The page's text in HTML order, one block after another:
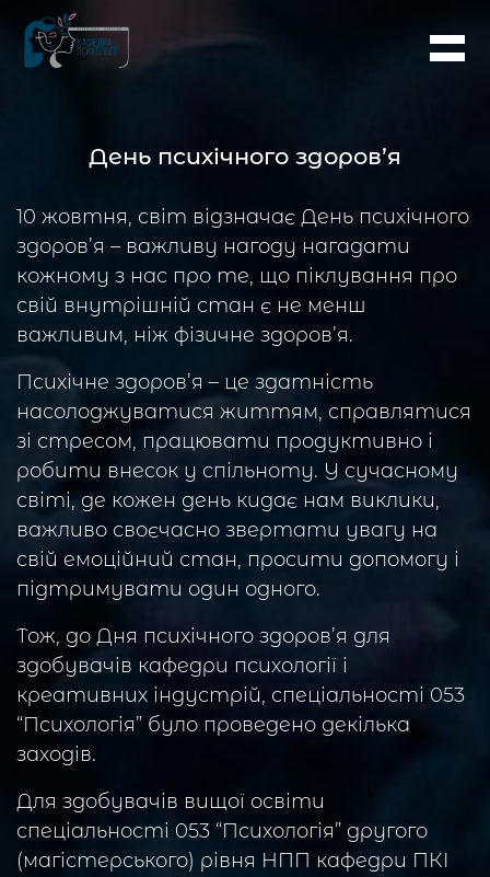
День психічного здоров’я
10 жовтня, світ відзначає День психічного
здоров’я – важливу нагоду нагадати
кожному з нас про те, що піклування про
свій внутрішній стан є не менш
важливим, ніж фізичне здоров’я.
Психічне здоров’я – це здатність
насолоджуватися життям, справлятися
зі стресом, працювати продуктивно і
робити внесок у спільноту. У сучасному
світі, де кожен день кидає нам виклики,
важливо своєчасно звертати увагу на
свій емоційний стан, просити допомогу і
підтримувати один одного.
Тож, до Дня психічного здоров’я для
здобувачів кафедри психології і
креативних індустрій, спеціальності 053
“Психологія” було проведено декілька
заходів.
Для здобувачів вищої освіти
спеціальності 053 “Психологія” другого
(магістерського) рівня НПП кафедри ПКІ